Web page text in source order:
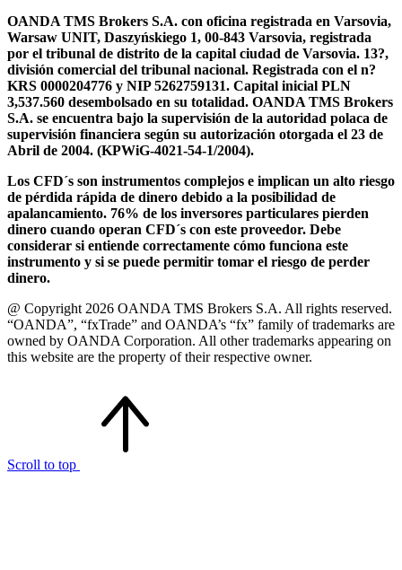
OANDA TMS Brokers S.A. con oficina registrada en Varsovia,
Warsaw UNIT, Daszyńskiego 1, 00-843 Varsovia, registrada
por el tribunal de distrito de la capital ciudad de Varsovia. 13?,
división comercial del tribunal nacional. Registrada con el n?
KRS 0000204776 y NIP 5262759131. Capital inicial PLN
3,537.560 desembolsado en su totalidad. OANDA TMS Brokers
S.A. se encuentra bajo la supervisión de la autoridad polaca de
supervisión financiera según su autorización otorgada el 23 de
Abril de 2004. (KPWiG-4021-54-1/2004).
Los CFD´s son instrumentos complejos e implican un alto riesgo
de pérdida rápida de dinero debido a la posibilidad de
apalancamiento. 76% de los inversores particulares pierden
dinero cuando operan CFD´s con este proveedor. Debe
considerar si entiende correctamente cómo funciona este
instrumento y si se puede permitir tomar el riesgo de perder
dinero.
@ Copyright 2026 OANDA TMS Brokers S.A. All rights reserved.
“OANDA”, “fxTrade” and OANDA’s “fx” family of trademarks are
owned by OANDA Corporation. All other trademarks appearing on
this website are the property of their respective owner.
Scroll to top